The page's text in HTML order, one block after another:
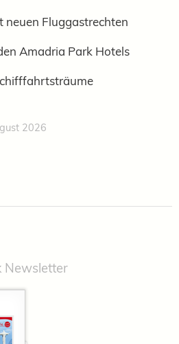
neuen Fluggastrechten
Amadria Park Hotels
2026
Newsletter